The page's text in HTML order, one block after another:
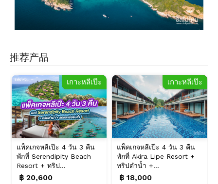
推荐产品
เกาะหลีเป๊ะ
แพ็คเกจหลีเป๊ะ 4 วัน 3 คืน
พักที่ Serendipity Beach
Resort + ทริป...
฿ 20,600
เกาะหลีเป๊ะ
แพ็คเกจหลีเป๊ะ 4 วัน 3 คืน
พักที่ Akira Lipe Resort +
ทริปดำน้ำ +...
฿ 18,000